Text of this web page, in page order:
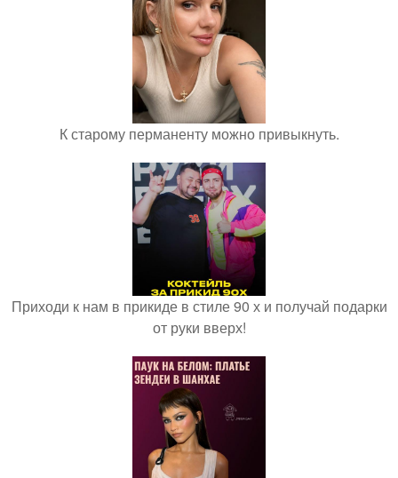
К старому перманенту можно привыкнуть.
Приходи к нам в прикиде в стиле 90 х и получай подарки
от руки вверх!